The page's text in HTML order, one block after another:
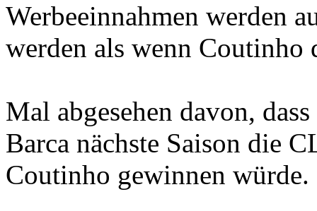
Werbeeinnahmen werden
werden als wenn Coutinho
Mal abgesehen davon,
Barca nächste Saison die
Coutinho gewinnen würde.